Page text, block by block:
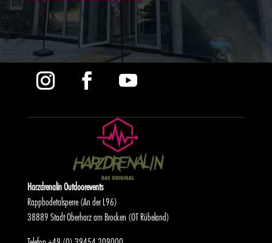
Harzdrenalin Outdoorevents
Rappbodetalsperre (An der L96)
38889 Stadt Oberharz am Brocken (OT Rübeland)